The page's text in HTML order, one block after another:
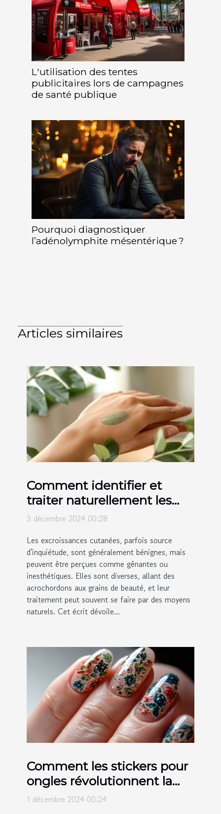
L'utilisation des tentes
publicitaires lors de campagnes
de santé publique
Pourquoi diagnostiquer
l’adénolymphite mésentérique ?
Articles similaires
Comment identifier et
traiter naturellement les
excroissances cutanées
3 décembre 2024 00:28
Les excroissances cutanées, parfois source
d'inquiétude, sont généralement bénignes, mais
peuvent être perçues comme gênantes ou
inesthétiques. Elles sont diverses, allant des
acrochordons aux grains de beauté, et leur
traitement peut souvent se faire par des moyens
naturels. Cet écrit dévoile...
Comment les stickers pour
ongles révolutionnent la
manucure moderne
1 décembre 2024 00:24